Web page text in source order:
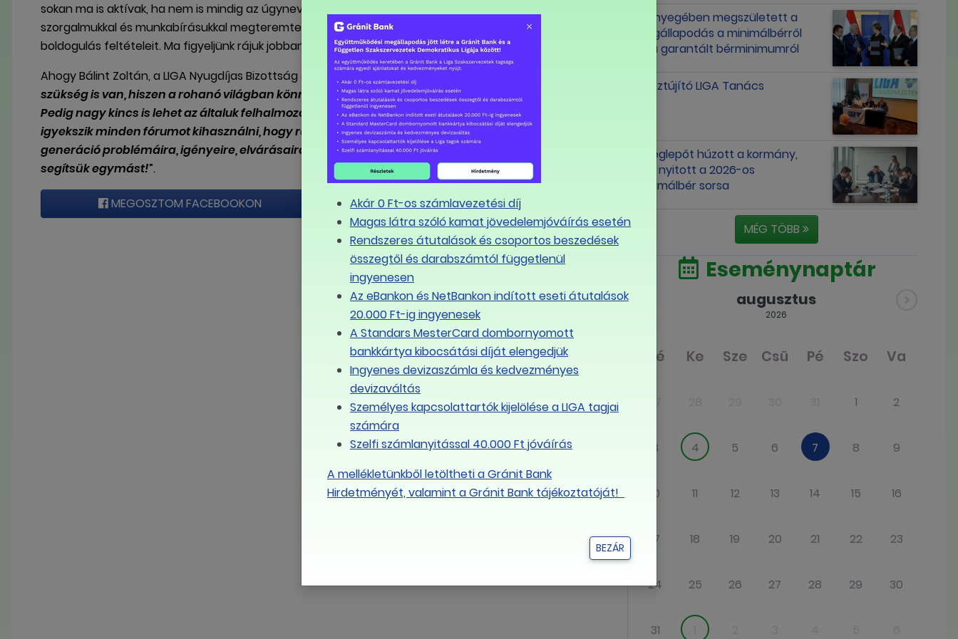
sokan ma is aktívak, ha nem is mindig az úgynevezett munka világában, másrészt ők azok, akik
szorgalmukkal és munkabírásukkal megteremtették számunkra, a következő generáció számára a
boldogulás feltételeit. Ma figyeljünk rájuk jobban!
Ahogy Bálint Zoltán, a LIGA Nyugdíjas Bizottság elnöke tavalyi üzenetében megfogalmazta,
szükség is van, hiszen a rohanó világban könnyen eltéved, elveszettnek érezheti magát, ha idős.
Pedig nagy kincs is lehet az általuk felhalmozott tudás és tapasztalat. A LIGA Nyugdíjas Bizottság
igyekszik minden fórumot kihasználni, hogy rámutasson és megoldást javasoljon az idős
generáció problémáira, igényeire, elvárásaira. Fontos, hogy figyeljünk, vigyázzunk egymásra,
segítsük egymást!”.
MEGOSZTOM FACEBOOKON LINK MÁSOLÁSA
Lényegében megszületett a
megállapodás a minimálbérről
és a garantált bérminimumról
Tisztújító LIGA Tanács
Meglepőt húzott a kormány,
újra nyitott a 2026-os
minimálbér sorsa
MÉG TÖBB
Eseménynaptár
augusztus
2026
Hé Ke Sze Csü Pé Szo Va
1 2
3 4 5 6 7 8 9
10 11 12 13 14 15 16
17 18 19 20 21 22 23
24 25 26 27 28 29 30
31
Akár 0 Ft-os számlavezetési díj
Magas látra szóló kamat jövedelemjóváírás esetén
Rendszeres átutalások és csoportos beszedések
összegtől és darabszámtól függetlenül
ingyenesen
Az eBankon és NetBankon indított eseti átutalások
20.000 Ft-ig ingyenesek
A Standars MesterCard dombornyomott
bankkártya kibocsátási díját elengedjük
Ingyenes devizaszámla és kedvezményes
devizaváltás
Személyes kapcsolattartók kijelölése a LIGA tagjai
számára
Szelfi számlanyitással 40.000 Ft jóváírás
A mellékletünkből letöltheti a Gránit Bank
Hirdetményét, valamint a Gránit Bank tájékoztatóját!
BEZÁR